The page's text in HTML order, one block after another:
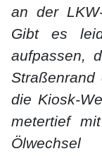
an der
Gibt es
aufpassen,
die Kiosk-
metertief